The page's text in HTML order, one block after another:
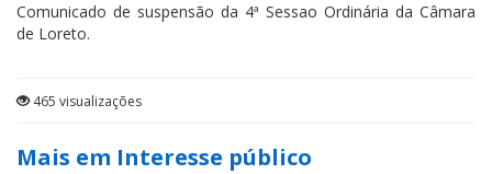
Comunicado de suspensão da 4ª Sessao Ordinária da Câmara
de Loreto.
465 visualizações
Mais em Interesse público